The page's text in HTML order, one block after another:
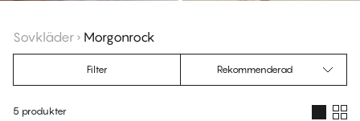
Sovkläder Morgonrock
Filter Rekommenderad
5 produkter